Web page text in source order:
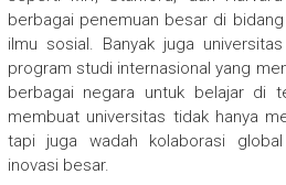
berbagai penemuan besar di
ilmu sosial. Banyak juga
program studi internasional yang
berbagai negara untuk belajar di
membuat universitas tidak hanya
tapi juga wadah kolaborasi
inovasi besar.